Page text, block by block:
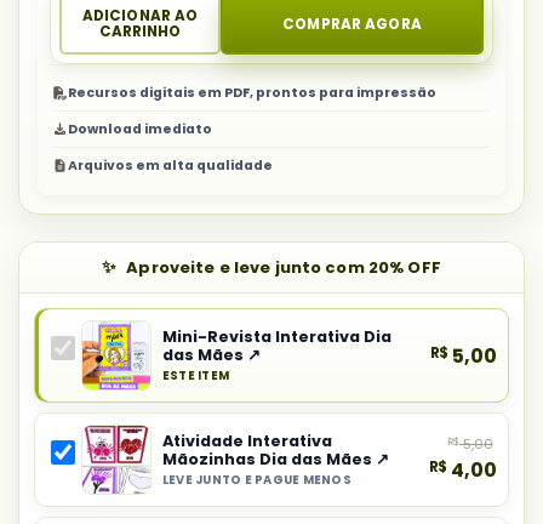
ADICIONAR AO
CARRINHO
COMPRAR AGORA
Recursos digitais em PDF, prontos para impressão
Download imediato
Arquivos em alta qualidade
Aproveite e leve junto com 20% OFF
Produto
principal
do
combo:
Mini-
Mini-Revista Interativa Dia
das Mães ↗
ESTE ITEM
R$ 5,00
Selecionar
Atividade Interativa
Mãozinhas Dia das Mães ↗
LEVE JUNTO E PAGUE MENOS
R$5,00
R$ 4,00